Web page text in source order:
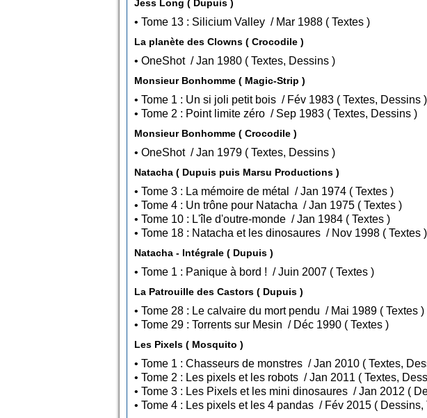
Jess Long ( Dupuis )
• Tome 13 : Silicium Valley / Mar 1988 ( Textes )
La planète des Clowns ( Crocodile )
• OneShot / Jan 1980 ( Textes, Dessins )
Monsieur Bonhomme ( Magic-Strip )
• Tome 1 : Un si joli petit bois / Fév 1983 ( Textes, Dessins )
• Tome 2 : Point limite zéro / Sep 1983 ( Textes, Dessins )
Monsieur Bonhomme ( Crocodile )
• OneShot / Jan 1979 ( Textes, Dessins )
Natacha ( Dupuis puis Marsu Productions )
• Tome 3 : La mémoire de métal / Jan 1974 ( Textes )
• Tome 4 : Un trône pour Natacha / Jan 1975 ( Textes )
• Tome 10 : L'île d'outre-monde / Jan 1984 ( Textes )
• Tome 18 : Natacha et les dinosaures / Nov 1998 ( Textes )
Natacha - Intégrale ( Dupuis )
• Tome 1 : Panique à bord ! / Juin 2007 ( Textes )
La Patrouille des Castors ( Dupuis )
• Tome 28 : Le calvaire du mort pendu / Mai 1989 ( Textes )
• Tome 29 : Torrents sur Mesin / Déc 1990 ( Textes )
Les Pixels ( Mosquito )
• Tome 1 : Chasseurs de monstres / Jan
• Tome 2 : Les pixels et les robots / Jan 2011
• Tome
• Tome 4 : Les pixels et les 4